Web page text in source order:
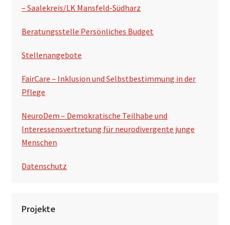
– Saalekreis/LK Mansfeld-Südharz
Beratungsstelle Persönliches Budget
Stellenangebote
FairCare – Inklusion und Selbstbestimmung in der
Pflege
NeuroDem – Demokratische Teilhabe und
Interessensvertretung für neurodivergente junge
Menschen
Datenschutz
Projekte